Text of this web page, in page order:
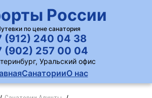
России
по цене санатория
СанаторииО нас
(912) 240 04 38
(902) 257 00 04
Уральский офис